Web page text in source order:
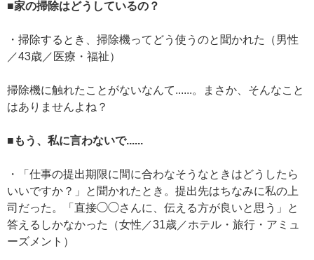
■家の掃除はどうしているの？
・掃除するとき、掃除機ってどう使うのと聞かれた（男性
／43歳／医療・福祉）
掃除機に触れたことがないなんて......。まさか、そんなこと
はありませんよね？
■もう、私に言わないで......
・「仕事の提出期限に間に合わなそうなときはどうしたら
いいですか？」と聞かれたとき。提出先はちなみに私の上
司だった。「直接◯◯さんに、伝える方が良いと思う」と
答えるしかなかった（女性／31歳／ホテル・旅行・アミュ
ーズメント）